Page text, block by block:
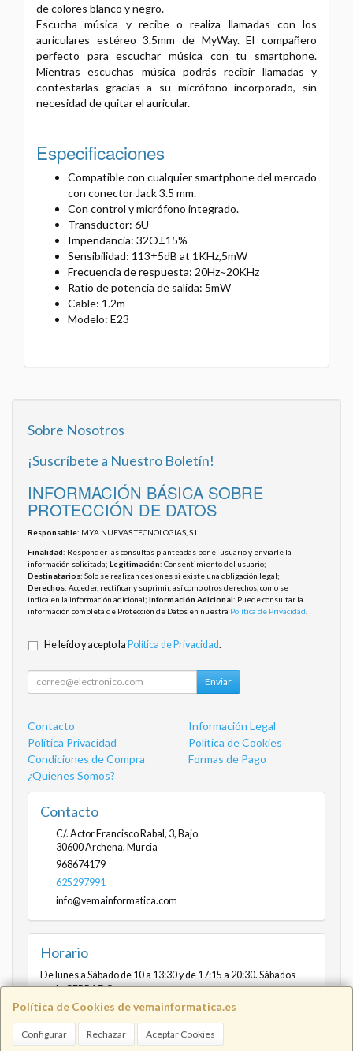
de colores blanco y negro.
Escucha música y recibe o realiza llamadas con los
auriculares estéreo 3.5mm de MyWay. El compañero
perfecto para escuchar música con tu smartphone.
Mientras escuchas música podrás recibir llamadas y
contestarlas gracias a su micrófono incorporado, sin
necesidad de quitar el auricular.
Especificaciones
Compatible con cualquier smartphone del mercado
con conector Jack 3.5 mm.
Con control y micrófono integrado.
Transductor: 6U
Impendancia: 32O±15%
Sensibilidad: 113±5dB at 1KHz,5mW
Frecuencia de respuesta: 20Hz~20KHz
Ratio de potencia de salida: 5mW
Cable: 1.2m
Modelo: E23
Política de Cookies de vemainformatica.es
Configurar Rechazar Aceptar Cookies
Sobre Nosotros
¡Suscríbete a Nuestro Boletín!
INFORMACIÓN BÁSICA SOBRE
PROTECCIÓN DE DATOS
Responsable: MYA NUEVAS TECNOLOGIAS, S.L.
Finalidad: Responder las consultas planteadas por el usuario y enviarle la
información solicitada; Legitimación: Consentimiento del usuario;
Destinatarios: Solo se realizan cesiones si existe una obligación legal;
Derechos: Acceder, rectificar y suprimir, así como otros derechos, como se
indica en la información adicional; Información Adicional: Puede consultar la
información completa de Protección de Datos en nuestra Política de Privacidad
He leído y acepto la Política de Privacidad.
Enviar
Contacto
Información Legal
Política Privacidad
Política de Cookies
Condiciones de Compra
Formas de Pago
¿Quienes Somos?
Contacto
C/. Actor Francisco Rabal, 3, Bajo
30600Archena, Murcia
968674179
625297991
info@vemainformatica.com
Horario
De lunes a Sábado de 10 a 13:30 y de 17:15 a 20:30. Sábados
tarde CERRADO